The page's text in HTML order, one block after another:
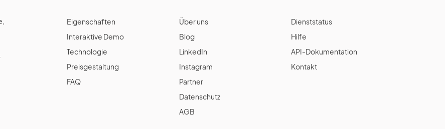
Eigenschaften
Interaktive Demo
Technologie
Preisgestaltung
FAQ
Über uns
Blog
LinkedIn
Instagram
Partner
Datenschutz
AGB
Dienststatus
Hilfe
API-Dokumentation
Kontakt